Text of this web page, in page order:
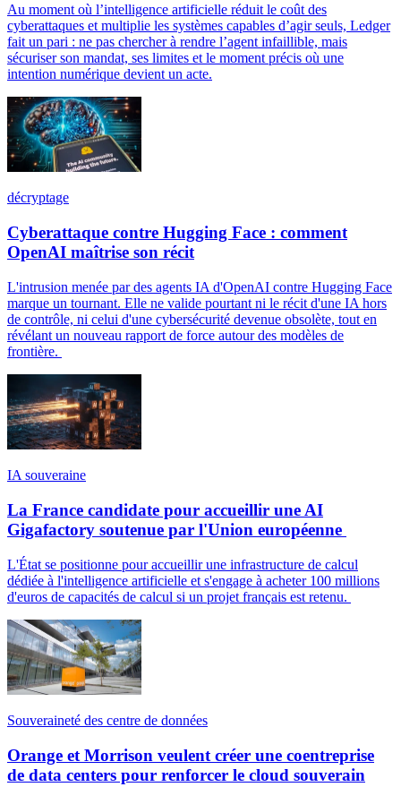
Au moment où l’intelligence artificielle réduit le coût des
cyberattaques et multiplie les systèmes capables d’agir seuls, Ledger
fait un pari : ne pas chercher à rendre l’agent infaillible, mais
sécuriser son mandat, ses limites et le moment précis où une
intention numérique devient un acte.
décryptage
Cyberattaque contre Hugging Face : comment
OpenAI maîtrise son récit
L'intrusion menée par des agents IA d'OpenAI contre Hugging Face
marque un tournant. Elle ne valide pourtant ni le récit d'une IA hors
de contrôle, ni celui d'une cybersécurité devenue obsolète, tout en
révélant un nouveau rapport de force autour des modèles de
frontière.
IA souveraine
La France candidate pour accueillir une AI
Gigafactory soutenue par l'Union européenne
L'État se positionne pour accueillir une infrastructure de calcul
dédiée à l'intelligence artificielle et s'engage à acheter 100 millions
d'euros de capacités de calcul si un projet français est retenu.
Souveraineté des centre de données
Orange et Morrison veulent créer une coentreprise
de data centers pour renforcer le cloud souverain